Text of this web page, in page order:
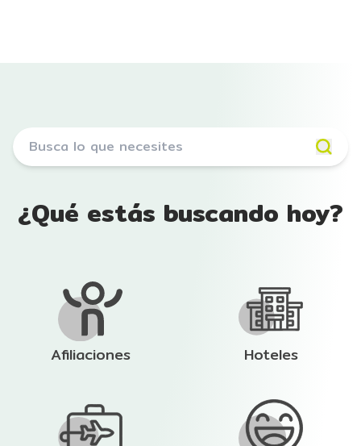
¿Qué estás buscando hoy?
Afiliaciones Hoteles